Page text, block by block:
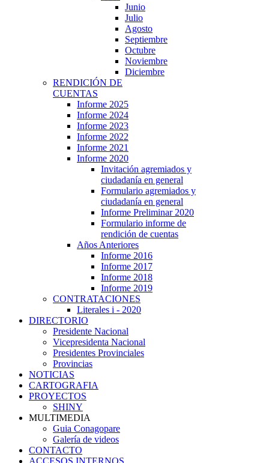
Junio
Julio
Agosto
Septiembre
Octubre
Noviembre
Diciembre
RENDICIÓN DE
CUENTAS
Informe 2025
Informe 2024
Informe 2023
Informe 2022
Informe 2021
Informe 2020
Invitación agremiados y
ciudadanía en general
Formulario agremiados y
ciudadanía en general
Informe Preliminar 2020
Formulario informe de
rendición de cuentas
Años Anteriores
Informe 2016
Informe 2017
Informe 2018
Informe 2019
CONTRATACIONES
Literales i - 2020
DIRECTORIO
Presidente Nacional
Vicepresidenta Nacional
Presidentes Provinciales
Provincias
NOTICIAS
CARTOGRAFIA
PROYECTOS
SHINY
MULTIMEDIA
Guia Conagopare
Galería de videos
CONTACTO
ACCESOS INTERNOS